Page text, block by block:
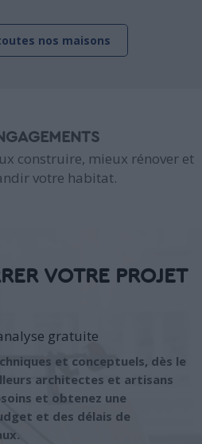
nos maisons
construire, mieux rénover et
votre habitat.
VOTRE PROJET
gratuite
et conceptuels, dès le
architectes et artisans
et obtenez une
et des délais de